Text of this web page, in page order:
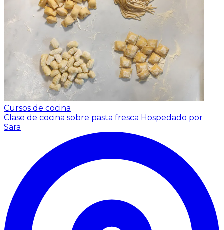
Cursos de cocina
Clase de cocina sobre pasta fresca Hospedado por
Sara